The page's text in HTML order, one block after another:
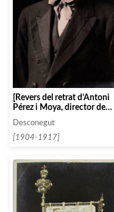
[Revers del retrat d’Antoni
Pérez i Moya, director de
l’Schola Cantorum de Sant
Miquel Arcàngel]
Desconegut
[1904-1917]